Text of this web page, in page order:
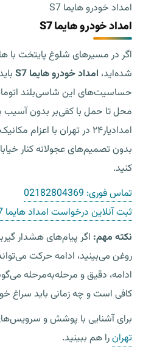
امداد خودرو هایما S7
امداد خودرو هایما S7
اگر در مسیرهای شلوغ پایتخت با
شده‌اید، امداد خودرو هایما S7
حساسیت‌های این شاسی‌بلند اتومات
محل تا حمل با کفی‌بر بدون آسیب
امدادیار۲۴ در تهران با
بدون تصمیم‌های عجولانه کنار
کنید.
تماس فوری: 02182804369
ثبت آنلاین درخواست امداد هایما S7 در تهران
نکته مهم: اگر پیام‌های هشدار
روغن می‌بینید، ادامه حرکت
ادامه، دقیق و مرحله‌به‌مرحله
کافی است و چه زمانی باید سراغ
برای آشنایی با پوشش و
تهرانرا هم ببینید.